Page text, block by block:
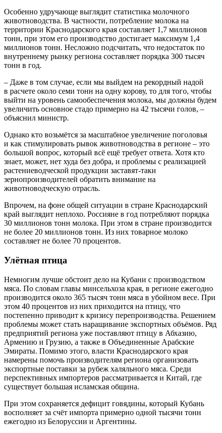
Особенно удручающе выглядит статистика молочного
животноводства. В частности, потребление молока на
территории Краснодарского края составляет 1,7 миллионов
тонн, при этом его производство достигает максимум 1,4
миллионов тонн. Несложно подсчитать, что недостаток по
внутреннему рынку региона составляет порядка 300 тысяч
тонн в год.
– Даже в том случае, если мы выйдем на рекордный надой
в расчете около семи тонн на одну корову, то для того, чтобы
выйти на уровень самообеспечения молока, мы должны будем
увеличить основное стадо примерно на 42 тысячи голов, –
объяснил министр.
Однако кто возьмётся за масштабное увеличение поголовья
и как стимулировать рывок животноводства в регионе – это
большой вопрос, который всё ещё требует ответа. Хотя кто
знает, может, нет худа без добра, и проблемы с реализацией
растениеводческой продукции заставят-таки
зернопроизводителей обратить внимание на
животноводческую отрасль.
Впрочем, на фоне общей ситуации в стране Краснодарский
край выглядит неплохо. Россияне в год потребляют порядка
30 миллионов тонн молока. При этом в стране производится
не более 20 миллионов тонн. Из них товарное молоко
составляет не более 70 процентов.
Улётная птица
Немногим лучше обстоит дело на Кубани с производством
мяса. По словам главы минсельхоза края, в регионе ежегодно
производится около 365 тысяч тонн мяса в убойном весе. При
этом 40 процентов из них приходится на птицу, что
постепенно приводит к кризису перепроизводства. Решением
проблемы может стать наращивание экспортных объёмов. Ряд
предприятий региона уже поставляют птицу в Абхазию,
Армению и Грузию, а также в Объединенные Арабские
Эмираты. Помимо этого, власти Краснодарского края
намерены помочь производителям региона организовать
экспортные поставки за рубеж халяльного мяса. Среди
перспективных импортеров рассматривается и Китай, где
существует большая исламская община.
При этом сохраняется дефицит говядины, который Кубань
восполняет за счёт импорта примерно одной тысячи тонн
ежегодно из Белоруссии и Аргентины.